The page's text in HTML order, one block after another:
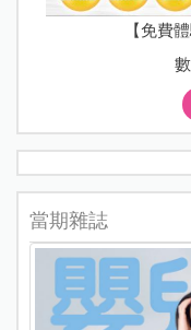
【免費
當期雜誌